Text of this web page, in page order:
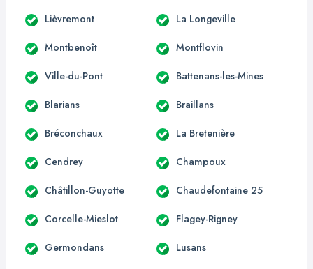
Lièvremont La Longeville
Montbenoît Montflovin
Ville-du-Pont Battenans-les-Mines
Blarians Braillans
Bréconchaux La Bretenière
Cendrey Champoux
Châtillon-Guyotte Chaudefontaine 25
Corcelle-Mieslot Flagey-Rigney
Germondans Lusans